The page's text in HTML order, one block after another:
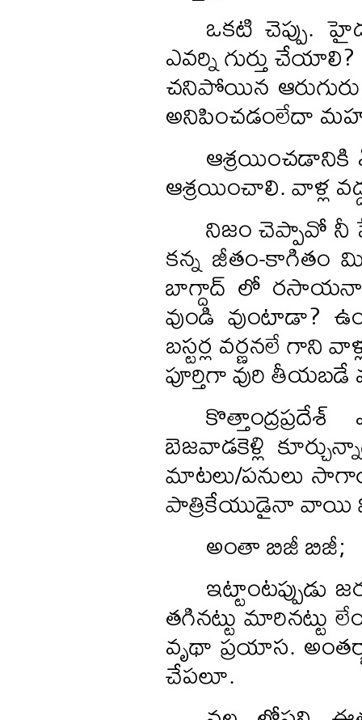
ఒకటి చెప్పు.
ఎవర్ని గుర్తు
చనిపోయిన
అనిపించడంలేదా
ఆశ్రయించడానికి
ఆశ్రయించాలి. వాళ్ల
నిజం చెప్పావో నీ
కన్న జీతం-కాగితం
బాగ్దాద్ లో
వుండి వుంటాడా?
బస్టర్ల వర్ణనలే గాని
పూర్తిగా వురి తీయబడే
బెజవాడకెళ్లి
మాటలు/పనులు
పాత్రికేయుడైనా వాయి
అంతా బిజీ బిజీ;
తగినట్టు మారినట్టు
వృథా ప్రయాస.
చేపలూ.